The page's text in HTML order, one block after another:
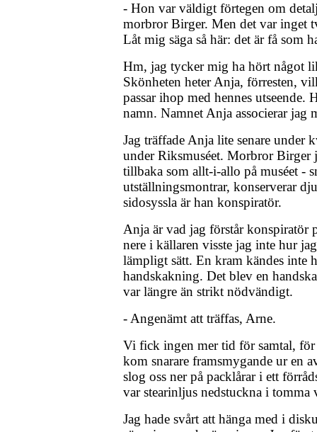
- Hon var väldigt förtegen om
morbror Birger. Men det var inget
Låt mig säga så här: det är få som
Hm, jag tycker mig ha hört något
Skönheten heter Anja, förresten,
passar ihop med hennes utseende.
namn. Namnet Anja associerar jag
Jag träffade Anja lite senare under
under Riksmuséet. Morbror Birger
tillbaka som allt-i-allo på muséet -
utställningsmontrar, konserverar
sidosyssla är han konspiratör.
Anja är vad jag förstår konspiratör
nere i källaren visste jag inte hur
lämpligt sätt. En kram kändes inte
handskakning. Det blev en
var längre än strikt nödvändigt.
- Angenämt att träffas, Arne.
Vi fick ingen mer tid för samtal,
kom snarare framsmygande ur en
slog oss ner på packlårar i ett
var stearinljus nedstuckna i tomma
Jag hade svårt att hänga med i